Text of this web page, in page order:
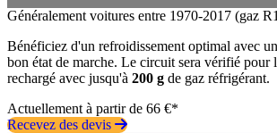
Généralement voitures entre 1970-2017 (gaz
Bénéficiez d'un refroidissement optimal avec
bon état de marche. Le circuit sera vérifié pour
rechargé avec jusqu'à 200 g de gaz réfrigérant.
Actuellement à partir de 66 €*
Recevez des devis